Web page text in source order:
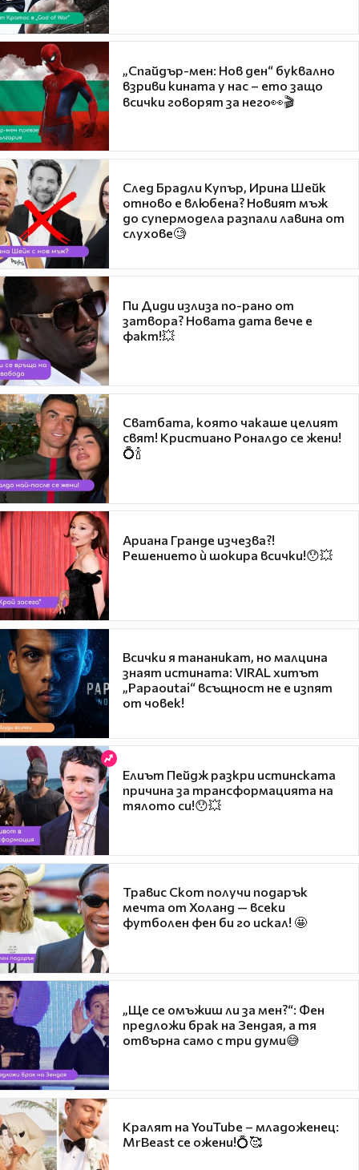
„Спайдър-мен: Нов ден“ буквално
взриви кината у нас – ето защо
всички говорят за него👀🎬
След Брадли Купър, Ирина Шейк
отново е влюбена? Новият мъж
до супермодела разпали лавина от
слухове🧐
Пи Диди излиза по-рано от
затвора? Новата дата вече е
факт!💥
Сватбата, която чакаше целият
свят! Кристиано Роналдо се жени!
💍🍾
Ариана Гранде изчезва?!
Решението ѝ шокира всички!😯💥
Всички я тананикат, но малцина
знаят истината: VIRAL хитът
„Papaoutai“ всъщност не е изпят
от човек!
Елиът Пейдж разкри истинската
причина за трансформацията на
тялото си!😯💥
Травис Скот получи подарък
мечта от Холанд — всеки
футболен фен би го искал! 🤩
„Ще се омъжиш ли за мен?“: Фен
предложи брак на Зендая, а тя
отвърна само с три думи😅
Кралят на YouTube – младоженец:
MrBeast се ожени!💍🥰